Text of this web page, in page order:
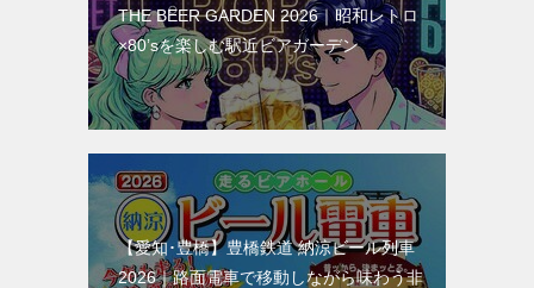
THE BEER GARDEN 2026｜昭和レトロ
×80’sを楽しむ駅近ビアガーデン
【愛知･豊橋】豊橋鉄道 納涼ビール列車
2026｜路面電車で移動しながら味わう非